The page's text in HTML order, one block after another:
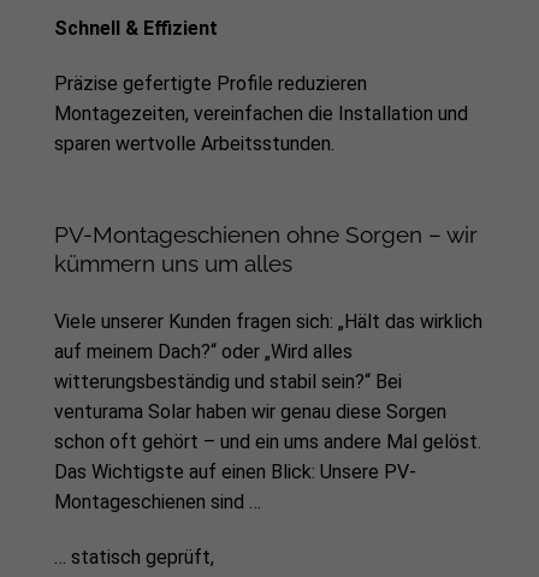
Schnell & Effizient
Präzise gefertigte Profile reduzieren
Montagezeiten, vereinfachen die Installation und
sparen wertvolle Arbeitsstunden.
PV-Montageschienen ohne Sorgen – wir
kümmern uns um alles
Viele unserer Kunden fragen sich: „Hält das wirklich
auf meinem Dach?“ oder „Wird alles
witterungsbeständig und stabil sein?“ Bei
venturama Solar haben wir genau diese Sorgen
schon oft gehört – und ein ums andere Mal gelöst.
Das Wichtigste auf einen Blick: Unsere PV-
Montageschienen sind …
… statisch geprüft,